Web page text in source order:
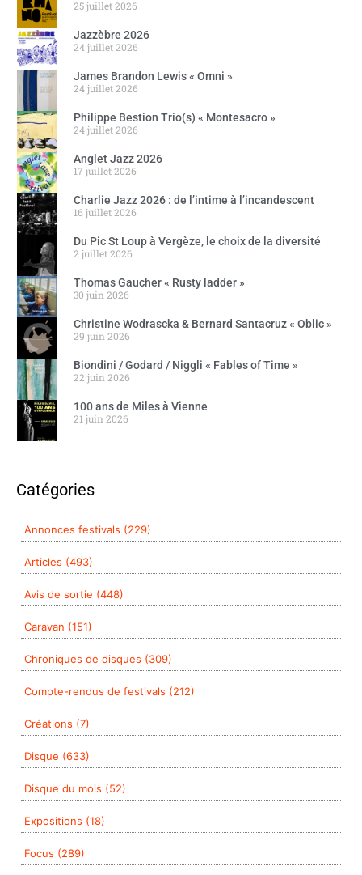
25 juillet 2026
Jazzèbre 2026
24 juillet 2026
James Brandon Lewis « Omni »
24 juillet 2026
Philippe Bestion Trio(s) « Montesacro »
24 juillet 2026
Anglet Jazz 2026
17 juillet 2026
Charlie Jazz 2026 : de l’intime à l’incandescent
16 juillet 2026
Du Pic St Loup à Vergèze, le choix de la diversité
2 juillet 2026
Thomas Gaucher « Rusty ladder »
30 juin 2026
Christine Wodrascka & Bernard Santacruz « Oblic »
29 juin 2026
Biondini / Godard / Niggli « Fables of Time »
22 juin 2026
100 ans de Miles à Vienne
21 juin 2026
Catégories
Annonces festivals (229)
Articles (493)
Avis de sortie (448)
Caravan (151)
Chroniques de disques (309)
Compte-rendus de festivals (212)
Créations (7)
Disque (633)
Disque du mois (52)
Expositions (18)
Focus (289)